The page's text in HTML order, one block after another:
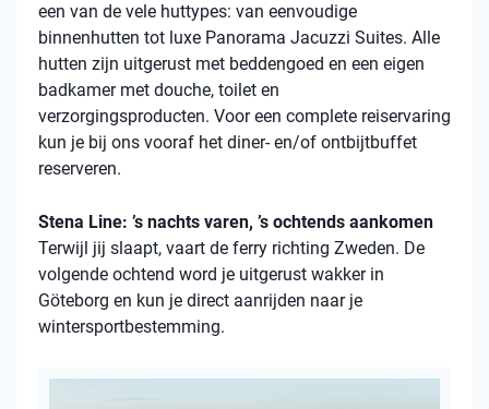
een van de vele huttypes: van eenvoudige
binnenhutten tot luxe Panorama Jacuzzi Suites. Alle
hutten zijn uitgerust met beddengoed en een eigen
badkamer met douche, toilet en
verzorgingsproducten. Voor een complete reiservaring
kun je bij ons vooraf het diner- en/of ontbijtbuffet
reserveren.
Stena Line: ’s nachts varen, ’s ochtends aankomen
Terwijl jij slaapt, vaart de ferry richting Zweden. De
volgende ochtend word je uitgerust wakker in
Göteborg en kun je direct aanrijden naar je
wintersportbestemming.